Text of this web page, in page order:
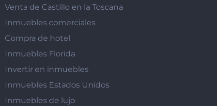
Venta de Castillo en la Toscana
Inmuebles comerciales
Compra de hotel
Inmuebles Florida
Invertir en inmuebles
Inmuebles Estados Unidos
Inmuebles de lujo